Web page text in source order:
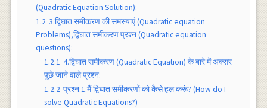
(Quadratic Equation Solution):
1.2 3.द्विघात समीकरण की समस्याएं (Quadratic equation
Problems),द्विघात समीकरण प्रश्न (Quadratic equation
questions):
1.2.1 4.द्विघात समीकरण (Quadratic Equation) के बारे में अक्सर
पूछे जाने वाले प्रश्न:
1.2.2 प्रश्न:1.मैं द्विघात समीकरणों को कैसे हल करूं? (How do I
solve Quadratic Equations?)